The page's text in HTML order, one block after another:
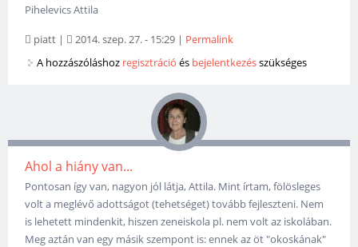
Pihelevics Attila
piatt | 2014. szep. 27. - 15:29 | Permalink
A hozzászóláshoz regisztráció és bejelentkezésszükséges
Ahol a hiány van...
Pontosan így van, nagyon jól látja, Attila. Mint írtam, fölösleges
volt a meglévő adottságot (tehetséget) tovább fejleszteni. Nem
is lehetett mindenkit, hiszen zeneiskola pl. nem volt az iskolában.
Meg aztán van egy másik szempont is: ennek az öt "okoskának"